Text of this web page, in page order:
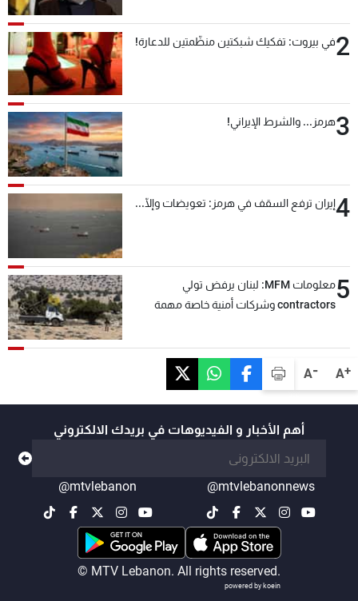
A+
A-
2في بيروت: تفكيك شبكتين منظّمتين للدعارة!
3هرمز... والشرط الإيراني!
4إيران ترفع السقف في هرمز: تعويضات وإلّا...
5
معلومات MFM: لبنان يرفض تولي
contractors وشركات أمنية خاصة مهمة
أهم الأخبار و الفيديوهات في بريدك الالكتروني
@mtvlebanonnews
@mtvlebanon
© MTV Lebanon. All rights reserved.
powered by koein